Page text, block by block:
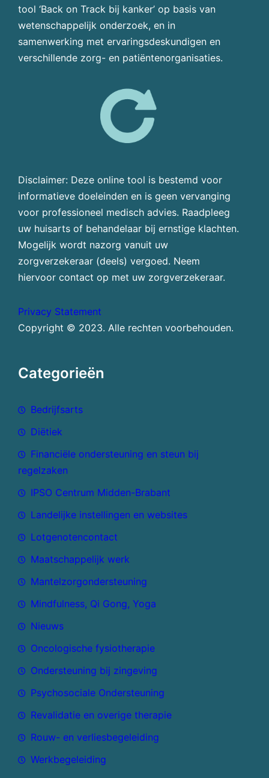
tool ‘Back on Track bij kanker’ op basis van
wetenschappelijk onderzoek, en in
samenwerking met ervaringsdeskundigen en
verschillende zorg- en patiëntenorganisaties.
Disclaimer: Deze online tool is bestemd voor
informatieve doeleinden en is geen vervanging
voor professioneel medisch advies. Raadpleeg
uw huisarts of behandelaar bij ernstige klachten.
Mogelijk wordt nazorg vanuit uw
zorgverzekeraar (deels) vergoed. Neem
hiervoor contact op met uw zorgverzekeraar.
Privacy Statement
Copyright © 2023. Alle rechten voorbehouden.
Categorieën
Bedrijfsarts
Diëtiek
Financiële ondersteuning en steun bij
regelzaken
IPSO Centrum Midden-Brabant
Landelijke instellingen en websites
Lotgenotencontact
Maatschappelijk werk
Mantelzorgondersteuning
Mindfulness, Qi Gong, Yoga
Nieuws
Oncologische fysiotherapie
Ondersteuning bij zingeving
Psychosociale Ondersteuning
Revalidatie en overige therapie
Rouw- en verliesbegeleiding
Werkbegeleiding